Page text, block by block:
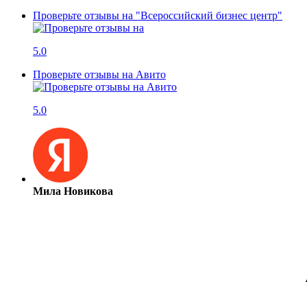
Проверьте отзывы на "Всероссийский бизнес центр"
5.0
Проверьте отзывы на Авито
5.0
Мила Новикова